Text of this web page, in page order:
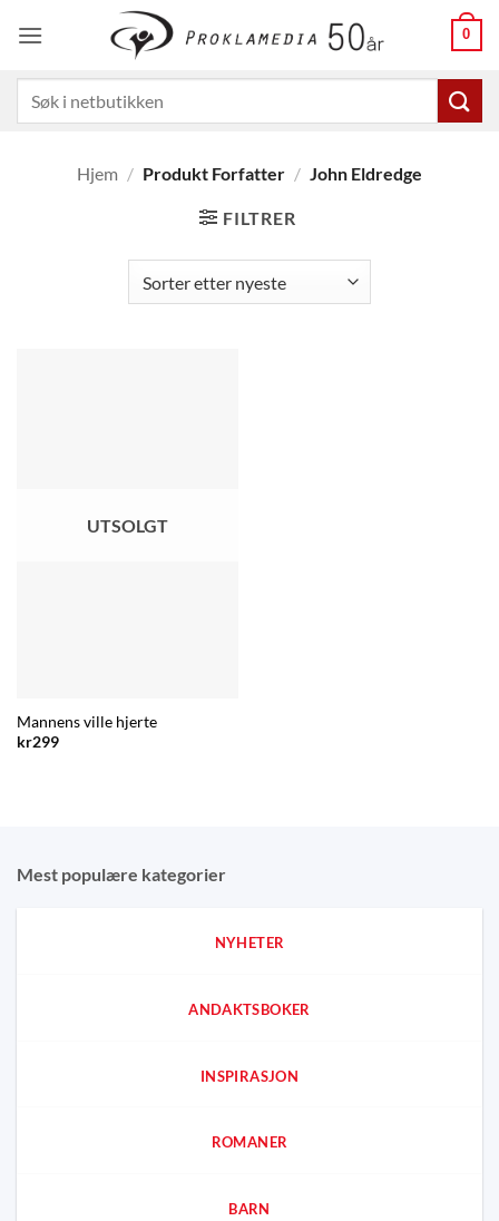
0
etter:
Hjem / Produkt Forfatter / John Eldredge
FILTRER
UTSOLGT
Mannens ville hjerte
kr299
Mest populære kategorier
NYHETER
ANDAKTSBOKER
INSPIRASJON
ROMANER
BARN